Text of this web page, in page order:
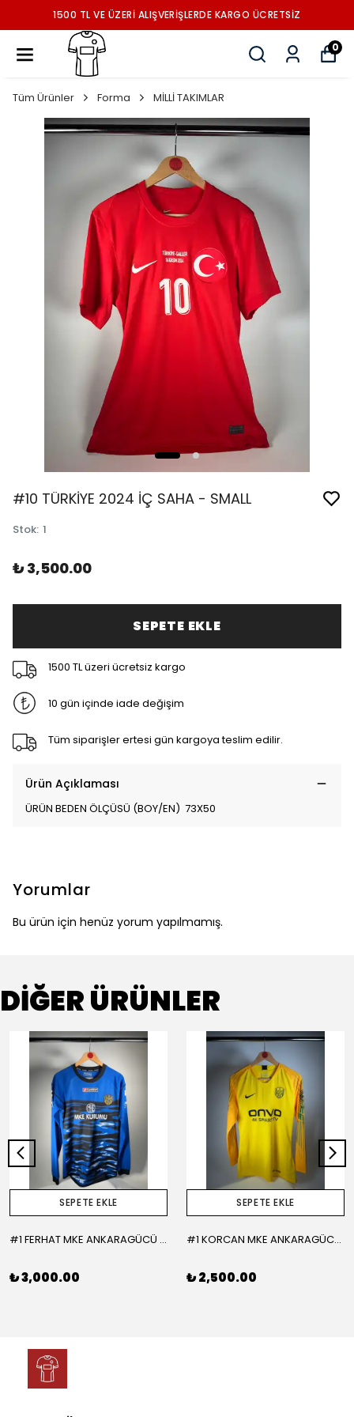
1500 TL VE ÜZERİ ALIŞVERİŞLERDE KARGO ÜCRETSİZ
0
Tüm Ürünler Forma MİLLİ TAKIMLAR
#10 TÜRKİYE 2024 İÇ SAHA - SMALL
Stok: 1
₺ 3,500.00
SEPETE EKLE
1500 TL üzeri ücretsiz kargo
10 gün içinde iade değişim
Tüm siparişler ertesi gün kargoya teslim edilir.
Ürün Açıklaması
ÜRÜN BEDEN ÖLÇÜSÜ (BOY/EN) 73X50
Yorumlar
Bu ürün için henüz yorum yapılmamış.
DİĞER ÜRÜNLER
SEPETE EKLE
#1 FERHAT MKE ANKARAGÜCÜ 2015-2016 KALECİ - LARGE
₺ 3,000.00
SEPETE EKLE
#1 KORCAN MKE ANKARAGÜCÜ 2019-2020 KALECİ - MEDIUM
₺ 2,500.00